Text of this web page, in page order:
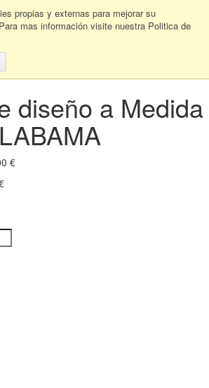
propias y externas para mejorar su
mas información visite nuestra Politica de
diseño a Medida
€